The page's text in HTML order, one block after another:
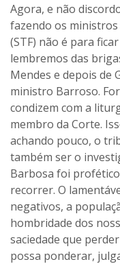
Agora, e não
fazendo os
(STF) não é para
lembremos das
Mendes e depois de
ministro Barroso.
condizem com a
membro da Corte.
achando pouco, o
também ser o
Barbosa foi
recorrer. O
negativos, a
hombridade dos
saciedade que
possa ponderar,